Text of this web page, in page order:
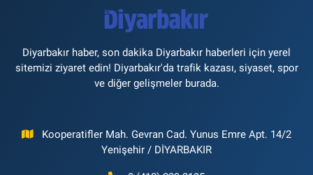
Diyarbakır haber, son dakika Diyarbakır haberleri için yerel
sitemizi ziyaret edin! Diyarbakır'da trafik kazası, siyaset, spor
ve diğer gelişmeler burada.
Kooperatifler Mah. Gevran Cad. Yunus Emre Apt. 14/2
Yenişehir / DİYARBAKIR